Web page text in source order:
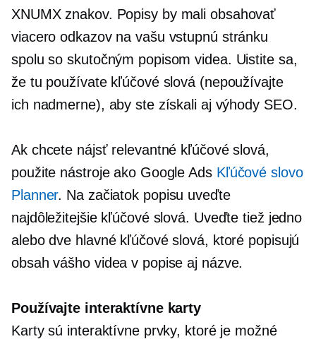
XNUMX znakov. Popisy by mali obsahovať
viacero odkazov na vašu vstupnú stránku
spolu so skutočným popisom videa. Uistite sa,
že tu používate kľúčové slová (nepoužívajte
ich nadmerne), aby ste získali aj výhody SEO.
Ak chcete nájsť relevantné kľúčové slová,
použite nástroje ako Google Ads Kľúčové slovo
Planner. Na začiatok popisu uveďte
najdôležitejšie kľúčové slová. Uveďte tiež jedno
alebo dve hlavné kľúčové slová, ktoré popisujú
obsah vášho videa v popise aj názve.
Používajte interaktívne karty
Karty sú interaktívne prvky, ktoré je možné